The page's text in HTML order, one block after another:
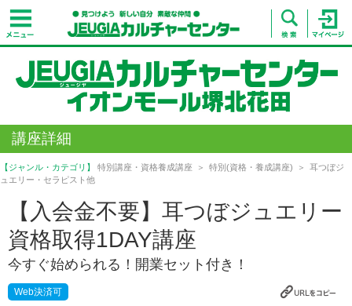
講座詳細
【ジャンル・カテゴリ】 特別講座・資格養成講座 特別(資格・養成講座)
耳つぼジ
ュエリー・セラピスト他
【入会金不要】耳つぼジュエリー
資格取得1DAY講座
今すぐ始められる！開業セット付き！
Web決済可